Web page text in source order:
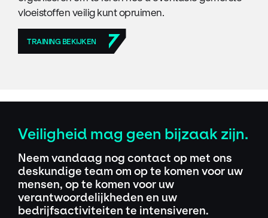
vloeistoffen veilig kunt opruimen.
TRAINING BEKIJKEN
Veiligheid mag geen bijzaak zijn.
Neem vandaag nog contact op met ons
deskundige team om op te komen voor uw
mensen, op te komen voor uw
verantwoordelijkheden en uw
bedrijfsactiviteiten te intensiveren.